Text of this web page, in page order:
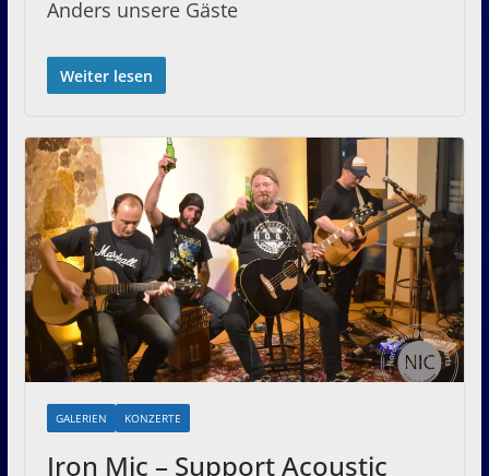
Anders unsere Gäste
Weiter lesen
GALERIEN KONZERTE
Iron Mic – Support Acoustic